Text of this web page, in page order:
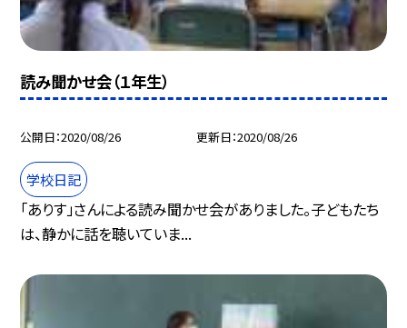
読み聞かせ会（１年生）
公開日 2020/08/26 更新日 2020/08/26
学校日記
「ありす」さんによる読み聞かせ会がありました。子どもたち
は、静かに話を聴いていま...